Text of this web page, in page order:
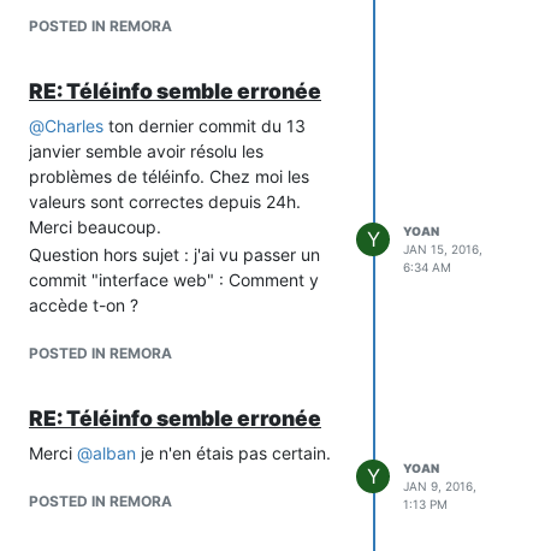
POSTED IN REMORA
RE: Téléinfo semble erronée
@Charles ton dernier commit du 13
janvier semble avoir résolu les
problèmes de téléinfo. Chez moi les
valeurs sont correctes depuis 24h.
Merci beaucoup.
Question hors sujet : j'ai vu passer un
commit "interface web" : Comment y
accède t-on ?
POSTED IN REMORA
Y
YOAN
JAN 15, 2016,
6:34 AM
RE: Téléinfo semble erronée
Merci @alban je n'en étais pas certain.
POSTED IN REMORA
Y
YOAN
JAN 9, 2016,
1:13 PM